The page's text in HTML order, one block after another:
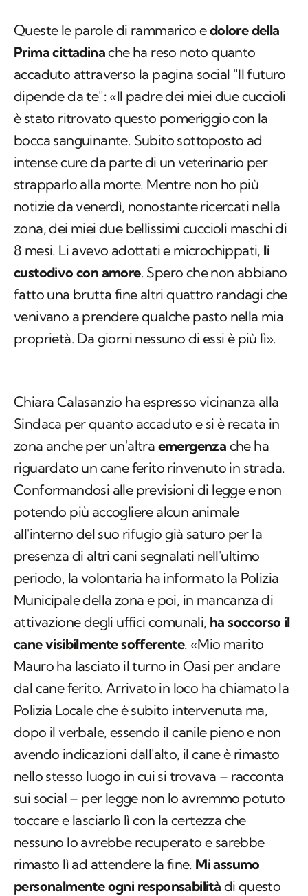
Queste le parole di rammarico edolore della
Prima cittadinache ha reso noto quanto
accaduto attraverso la pagina social "Il futuro
dipende da te": «Il padre dei miei due cuccioli
è stato ritrovato questo pomeriggio con la
bocca sanguinante. Subito sottoposto ad
intense cure da parte di un veterinario per
strapparlo alla morte. Mentre non ho più
notizie da venerdì, nonostante ricercati nella
zona, dei miei due bellissimi cuccioli maschi di
8 mesi. Li avevo adottati e microchippati, li
custodivo con amore. Spero che non abbiano
fatto una brutta fine altri quattro randagi che
venivano a prendere qualche pasto nella mia
proprietà. Da giorni nessuno di essi è più lì».
Chiara Calasanzio ha espresso vicinanza alla
Sindaca per quanto accaduto e si è recata in
zona anche per un'altra emergenza che ha
riguardato un cane ferito rinvenuto in strada.
Conformandosi alle previsioni di legge e non
potendo più accogliere alcun animale
all'interno del suo rifugio già saturo per la
presenza di altri cani segnalati nell'ultimo
periodo, la volontaria ha informato la Polizia
Municipale della zona e poi, in mancanza di
attivazione degli uffici comunali, ha soccorso il
cane visibilmente sofferente. «Mio marito
Mauro ha lasciato il turno in Oasi per andare
dal cane ferito. Arrivato in loco ha chiamato la
Polizia Locale che è subito intervenuta ma,
dopo il verbale, essendo il canile pieno e non
avendo indicazioni dall'alto, il cane è rimasto
nello stesso luogo in cui si trovava – racconta
sui social – per legge non lo avremmo potuto
toccare e lasciarlo lì con la certezza che
nessuno lo avrebbe recuperato e sarebbe
rimasto lì ad attendere la fine. Mi assumo
personalmente ogni responsabilità di questo